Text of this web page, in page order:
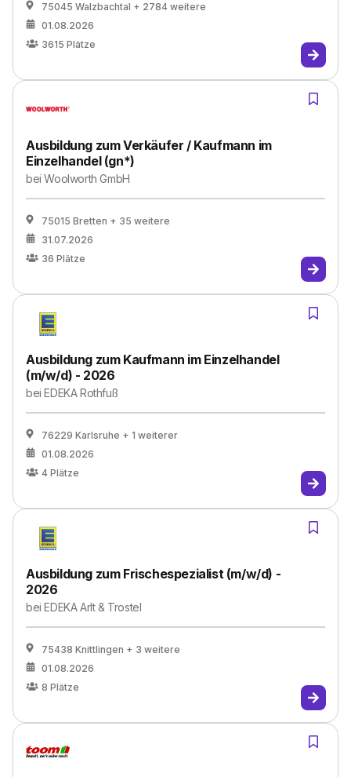
75045 Walzbachtal + 2784 weitere
01.08.2026
3615 Plätze
Ausbildung zum Verkäufer / Kaufmann im
Einzelhandel (gn*)
beiWoolworth GmbH
75015 Bretten + 35 weitere
31.07.2026
36 Plätze
Ausbildung zum Kaufmann im Einzelhandel
(m/w/d) - 2026
beiEDEKA Rothfuß
76229 Karlsruhe + 1 weiterer
01.08.2026
4 Plätze
Ausbildung zum Frischespezialist (m/w/d) -
2026
beiEDEKA Arlt & Trostel
75438 Knittlingen + 3 weitere
01.08.2026
8 Plätze